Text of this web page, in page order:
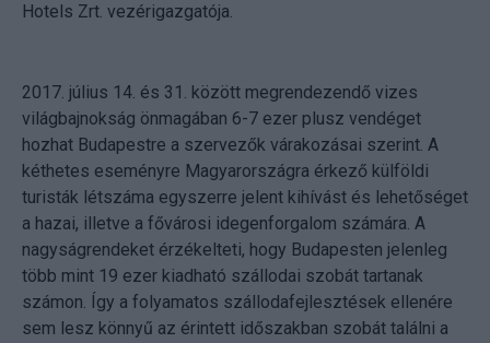
Hotels Zrt. vezérigazgatója.
2017. július 14. és 31. között megrendezendő vizes
világbajnokság önmagában 6-7 ezer plusz vendéget
hozhat Budapestre a szervezők várakozásai szerint. A
kéthetes eseményre Magyarországra érkező külföldi
turisták létszáma egyszerre jelent kihívást és lehetőséget
a hazai, illetve a fővárosi idegenforgalom számára. A
nagyságrendeket érzékelteti, hogy Budapesten jelenleg
több mint 19 ezer kiadható szállodai szobát tartanak
számon. Így a folyamatos szállodafejlesztések ellenére
sem lesz könnyű az érintett időszakban szobát találni a